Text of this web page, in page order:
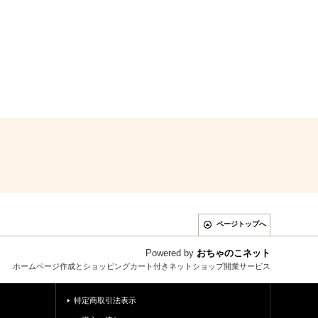
ページトップへ
Powered by おちゃのこネット
ホームページ作成とショッピングカート付きネットショップ開業サービス
特定商取引法表示